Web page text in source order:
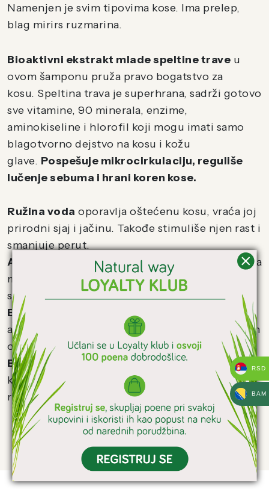
Namenjen je svim tipovima kose. Ima prelep,
blag mirirs ruzmarina.
Bioaktivni ekstrakt mlade speltine trave u
ovom šamponu pruža pravo bogatstvo za
kosu. Speltina trava je superhrana, sadrži gotovo
sve vitamine, 90 minerala, enzime,
aminokiseline i hlorofil koji mogu imati samo
blagotvorno dejstvo na kosu i kožu
glave. Pospešuje mikrocirkulaciju, reguliše
lučenje sebuma i hrani koren kose.
Ružina voda oporavlja oštećenu kosu, vraća joj
prirodni sjaj i jačinu. Takođe stimuliše njen rast i
smanjuje perut.
Aloja
je jedna od najstarijih lekovitih biljaka koja
može pomoći smanjivanju ispucalih vrhova,
smanjuje svrab i umirujuće deluje na vlasište.
Ekstrakt ovsa
smanjuje suvoću, ima
antiinflamatorna svojstva i doprinosi mekanijem
osećaju kose i kože glave.
Ekstrakt kamilicedoprinosi proizvodnji
kolagena, poboljšava cirkulaciju i promoviše
rast kose.
RSD
BAM